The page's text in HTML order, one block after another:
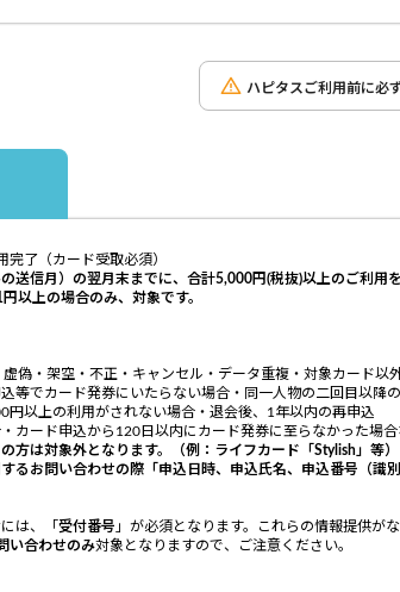
ハピタスご利用前に必
了（カード受取必須）
送信月）の翌月末までに、合計5,000円(税抜)以上のご利用
以上の場合のみ、 対象です。
虚偽・架空・不正・キャンセル・データ重複・対象カード以
等でカード発券にいたらない場合・同一人物の二回目以降
円以上の利用がされない場合・退会後、1年以内の再申込
カード申込から120日以内にカード発券に至らなかった場合
方は対象外となります。（例：ライフカード「Stylish」等）
るお問い合わせの際 「申込日時、申込氏名、申込番号（識
は、「 受付番号 」が必須となります。これらの情報提供が
い合わせのみ対象となりますので、ご注意ください。